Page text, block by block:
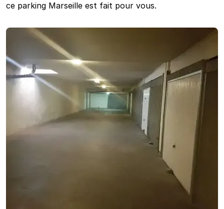
ce parking Marseille est fait pour vous.